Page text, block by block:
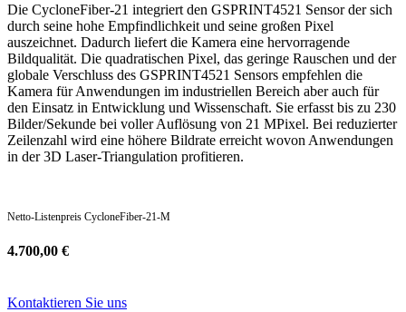
Die CycloneFiber-21 integriert den GSPRINT4521 Sensor der sich
durch seine hohe Empfindlichkeit und seine großen Pixel
auszeichnet. Dadurch liefert die Kamera eine hervorragende
Bildqualität. Die quadratischen Pixel, das geringe Rauschen und der
globale Verschluss des GSPRINT4521 Sensors empfehlen die
Kamera für Anwendungen im industriellen Bereich aber auch für
den Einsatz in Entwicklung und Wissenschaft. Sie erfasst bis zu 230
Bilder/Sekunde bei voller Auflösung von 21 MPixel. Bei reduzierter
Zeilenzahl wird eine höhere Bildrate erreicht wovon Anwendungen
in der 3D Laser-Triangulation profitieren.
Netto-Listenpreis CycloneFiber-21-M
4.700,00 €
Kontaktieren Sie uns